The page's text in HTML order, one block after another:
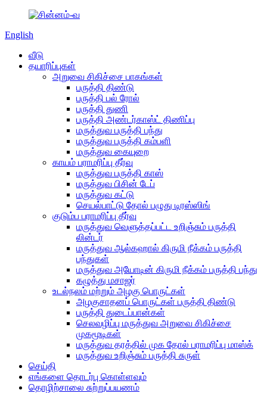
English
வீடு
தயாரிப்புகள்
அறுவை சிகிச்சை பாகங்கள்
பருத்தி திண்டு
பருத்தி பல் ரோல்
பருத்தி துணி
பருத்தி அண்டர்காஸ்ட் திணிப்பு
மருத்துவ பருத்தி பந்து
மருத்துவ பருத்தி கம்பளி
மருத்துவ கையுறை
காயம் பராமரிப்பு தீர்வு
மருத்துவ பருத்தி காஸ்
மருத்துவ பிசின் டேப்
மருத்துவ கட்டு
செயல்பாட்டு தோல் பழுது டிரஸ்ஸிங்
குடும்ப பராமரிப்பு தீர்வு
மருத்துவ வெளுத்தப்பட்ட உறிஞ்சும் பருத்தி
லின்டர்
மருத்துவ ஆல்கஹால் கிருமி நீக்கம் பருத்தி
பந்துகள்
மருத்துவ அயோடின் கிருமி நீக்கம் பருத்தி பந்து
கழுத்து மசாஜர்
உடல்நலம் மற்றும் அழகு பொருட்கள்
அழகுசாதனப் பொருட்கள் பருத்தி திண்டு
பருத்தி துடைப்பான்கள்
செலவழிப்பு மருத்துவ அறுவை சிகிச்சை
முகமூடிகள்
மருத்துவ தரத்தில் முக தோல் பராமரிப்பு மாஸ்க்
மருத்துவ உறிஞ்சும் பருத்தி சுருள்
செய்தி
எங்களை தொடர்பு கொள்ளவும்
தொழிற்சாலை சுற்றுப்பயணம்